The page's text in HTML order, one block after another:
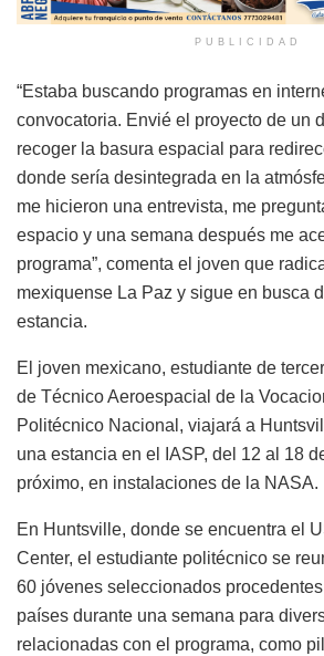
PUBLICIDAD
“Estaba buscando programas en
convocatoria. Envié el proyecto de un
recoger la basura espacial para
donde sería desintegrada en la
me hicieron una entrevista, me
espacio y una semana después me
programa”, comenta el joven que
mexiquense La Paz y sigue en busca
estancia.
El joven mexicano, estudiante de
de Técnico Aeroespacial de la
Politécnico Nacional, viajará a
una estancia en el IASP, del 12 al 18
próximo, en instalaciones de la NASA.
En Huntsville, donde se encuentra el
Center, el estudiante politécnico se
60 jóvenes seleccionados
países durante una semana para
relacionadas con el programa, como